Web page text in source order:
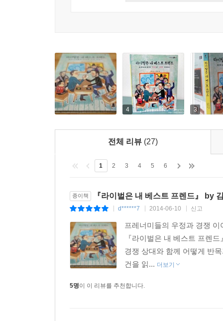
나의 어릴 적 꿈은 화가였습니다. 하지만 그림
스케치북에 옮기려고 하면 엉망이 되기 일쑤였지
나는 맘속으로 그림 잘 그리는 친구를 ‘라이벌
라이벌로 여기지 않는데, 나 혼자 그랬으니까
- 그림 잘 그리는 친구를 부러워하지 않았다면에서
‘프레너미’들이 들려주는 ‘우정과 경쟁’ 이야기 속에
1 협력자인가, 경쟁자인가?
IT 전문가 스티브 잡스 : 에릭 슈미트
스티브 잡스는 애플의 최고 경영자로서 아이맥
선보였습니다. 이 이야기는 그가 ‘아이폰’을
슈미트와의 우정과 경쟁을 담고 있습니다.
2 정정당당한 대결을 꿈꾸며
4 3
전체 리뷰 (27)
1 2 3 4 5 6
종이책 『라이벌은 내 베스트 프렌드』 by
d******7 2014-06-10 신고
프레너미들의 우정과 경쟁
『라이벌은 내 베스트 프렌
경쟁 상대와 함께 어떻게 반
건을 읽... 더보기
5명이 이 리뷰를 추천합니다.